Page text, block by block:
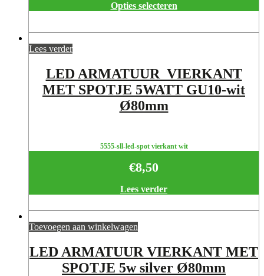
Opties selecteren
Lees verder
LED ARMATUUR VIERKANT
MET SPOTJE 5WATT GU10-wit
Ø80mm
5555-sll-led-spot vierkant wit
€8,50
Lees verder
Toevoegen aan winkelwagen
LED ARMATUUR VIERKANT MET
SPOTJE 5w silver Ø80mm